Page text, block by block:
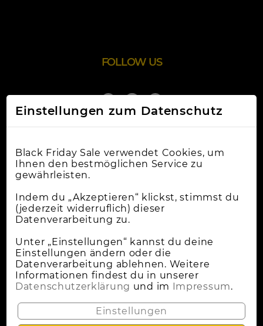
FOLLOW US
Online-Shops
Apple Deals
Cybermonday
News
Wann Ist Black Friday?
Einstellungen zum Datenschutz
Black Friday Sale verwendet Cookies, um
Ihnen den bestmöglichen Service zu
gewährleisten.
Indem du „Akzeptieren“ klickst, stimmst du
(jederzeit widerruflich) dieser
Datenverarbeitung zu.
Unter „Einstellungen“ kannst du deine
Einstellungen ändern oder die
Datenverarbeitung ablehnen. Weitere
Informationen findest du in unserer
Datenschutzerklärung und im Impressum.
Einstellungen